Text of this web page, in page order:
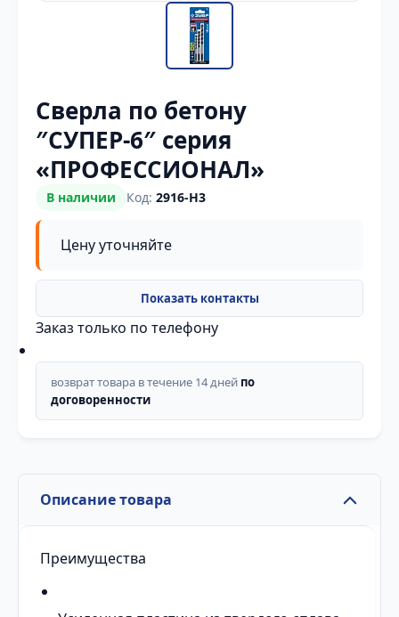
Сверла по бетону
″СУПЕР-6″ серия
«ПРОФЕССИОНАЛ»
В наличии Код: 2916-H3
Цену уточняйте
Заказ только по телефону
возврат товара в течение 14 дней по
договоренности
Описание товара
Преимущества